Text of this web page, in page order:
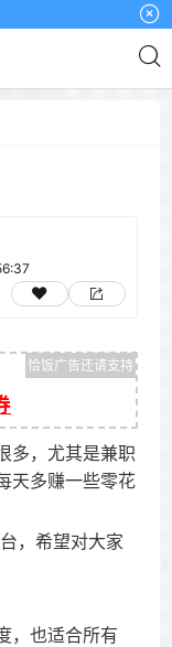
多，尤其是兼职
天多赚一些零花
，希望对大家
，也适合所有